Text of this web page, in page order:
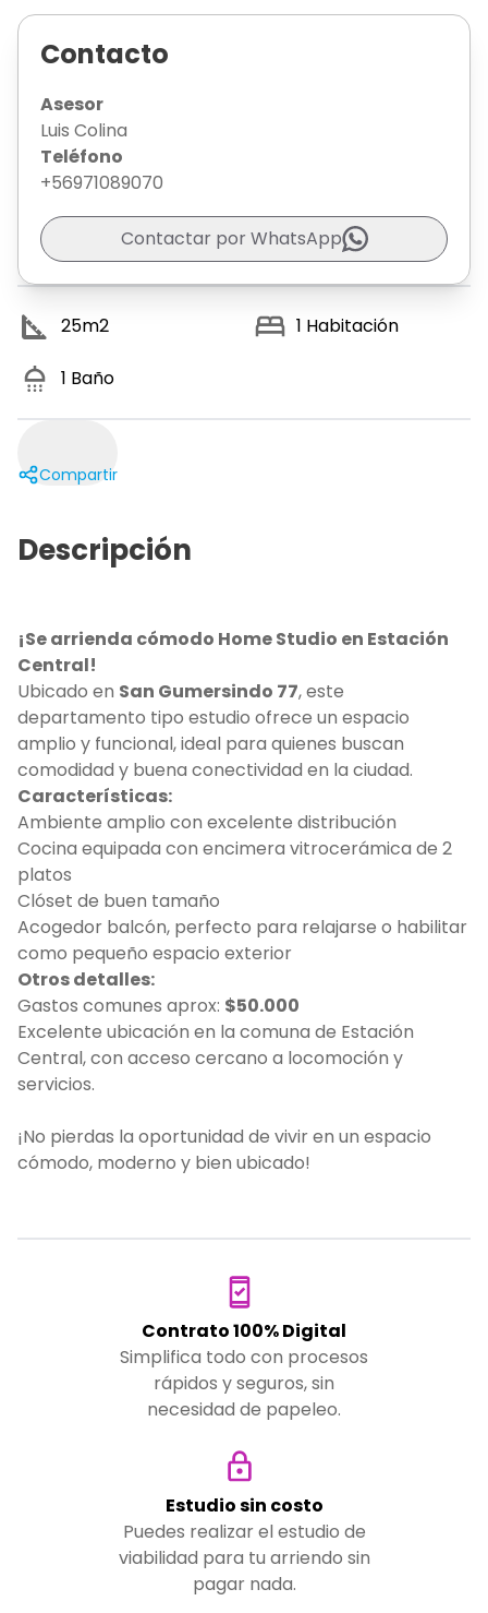
Contacto
Asesor
Luis Colina
Teléfono
+56971089070
Contactar por WhatsApp
25m2 1 Habitación
1 Baño
Compartir
Descripción
¡Se arrienda cómodo Home Studio en Estación
Central!
Ubicado en San Gumersindo 77, este
departamento tipo estudio ofrece un espacio
amplio y funcional, ideal para quienes buscan
comodidad y buena conectividad en la ciudad.
Características:
Ambiente amplio con excelente distribución
Cocina equipada con encimera vitrocerámica de 2
platos
Clóset de buen tamaño
Acogedor balcón, perfecto para relajarse o habilitar
como pequeño espacio exterior
Otros detalles:
Gastos comunes aprox: $50.000
Excelente ubicación en la comuna de Estación
Central, con acceso cercano a locomoción y
servicios.
¡No pierdas la oportunidad de vivir en un espacio
cómodo, moderno y bien ubicado!
Contrato 100% Digital
Simplifica todo con procesos
rápidos y seguros, sin
necesidad de papeleo.
Estudio sin costo
Puedes realizar el estudio de
viabilidad para tu arriendo sin
pagar nada.